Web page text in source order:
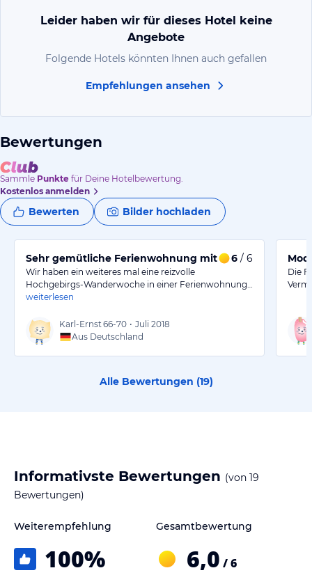
Leider haben wir für dieses Hotel keine
Angebote
Folgende Hotels könnten Ihnen auch gefallen
Empfehlungen ansehen
Bewertungen
Sammle Punkte für Deine Hotelbewertung.
Kostenlos anmelden
Bewerten Bilder hochladen
Sehr gemütliche Ferienwohnung mit Bergweltblick
6 / 6
Wir haben ein weiteres mal eine reizvolle
Hochgebirgs-Wanderwoche in einer Ferienwohnung…
weiterlesen
Karl-Ernst 66-70 • Juli 2018
Aus Deutschland
Die
Alle Bewertungen (19)
Informativste Bewertungen (von 19
Bewertungen)
Weiterempfehlung
100%
Gesamtbewertung
6,0 / 6